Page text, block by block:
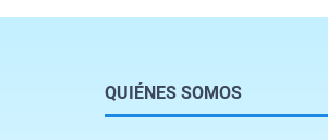
QUIÉNES SOMOS